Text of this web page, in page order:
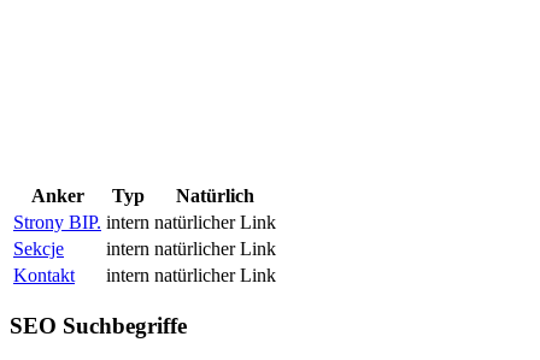
Anker Typ
Natürlich
Strony BIP. intern natürlicher Link
Sekcje
intern natürlicher Link
Kontakt
intern natürlicher Link
SEO Suchbegriffe